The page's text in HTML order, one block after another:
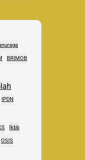
BRIMOB
IPDN
lkbb
OSIS